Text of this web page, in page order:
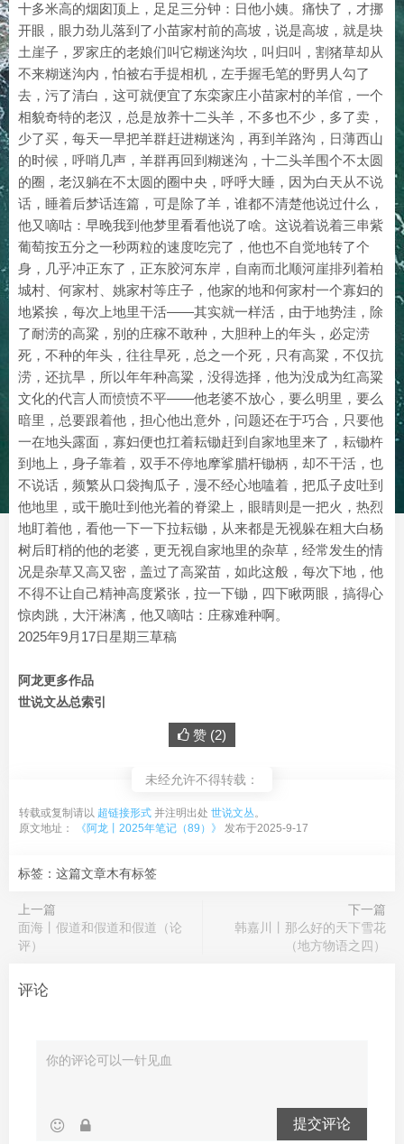
十多米高的烟囱顶上，足足三分钟：日他小姨。痛快了，才挪
开眼，眼力劲儿落到了小苗家村前的高坡，说是高坡，就是块
土崖子，罗家庄的老娘们叫它糊迷沟坎，叫归叫，割猪草却从
不来糊迷沟内，怕被右手提相机，左手握毛笔的野男人勾了
去，污了清白，这可就便宜了东栾家庄小苗家村的羊倌，一个
相貌奇特的老汉，总是放养十二头羊，不多也不少，多了卖，
少了买，每天一早把羊群赶进糊迷沟，再到羊路沟，日薄西山
的时候，呼哨几声，羊群再回到糊迷沟，十二头羊围个不太圆
的圈，老汉躺在不太圆的圈中央，呼呼大睡，因为白天从不说
话，睡着后梦话连篇，可是除了羊，谁都不清楚他说过什么，
他又嘀咕：早晚我到他梦里看看他说了啥。这说着说着三串紫
葡萄按五分之一秒两粒的速度吃完了，他也不自觉地转了个
身，几乎冲正东了，正东胶河东岸，自南而北顺河崖排列着柏
城村、何家村、姚家村等庄子，他家的地和何家村一个寡妇的
地紧挨，每次上地里干活——其实就一样活，由于地势洼，除
了耐涝的高粱，别的庄稼不敢种，大胆种上的年头，必定涝
死，不种的年头，往往旱死，总之一个死，只有高粱，不仅抗
涝，还抗旱，所以年年种高粱，没得选择，他为没成为红高粱
文化的代言人而愤愤不平——他老婆不放心，要么明里，要么
暗里，总要跟着他，担心他出意外，问题还在于巧合，只要他
一在地头露面，寡妇便也扛着耘锄赶到自家地里来了，耘锄杵
到地上，身子靠着，双手不停地摩挲腊杆锄柄，却不干活，也
不说话，频繁从口袋掏瓜子，漫不经心地嗑着，把瓜子皮吐到
他地里，或干脆吐到他光着的脊梁上，眼睛则是一把火，热烈
地盯着他，看他一下一下拉耘锄，从来都是无视躲在粗大白杨
树后盯梢的他的老婆，更无视自家地里的杂草，经常发生的情
况是杂草又高又密，盖过了高粱苗，如此这般，每次下地，他
不得不让自己精神高度紧张，拉一下锄，四下瞅两眼，搞得心
惊肉跳，大汗淋漓，他又嘀咕：庄稼难种啊。
2025年9月17日星期三草稿
阿龙更多作品
世说文丛总索引
赞 (2)
未经允许不得转载：
转载或复制请以 超链接形式 并注明出处 世说文丛。
原文地址：
《阿龙丨2025年笔记（89）》 发布于2025-9-17
标签：这篇文章木有标签
上一篇
面海丨假道和假道和假道（论
评）
下一篇
韩嘉川丨那么好的天下雪花
（地方物语之四）
评论
提交评论